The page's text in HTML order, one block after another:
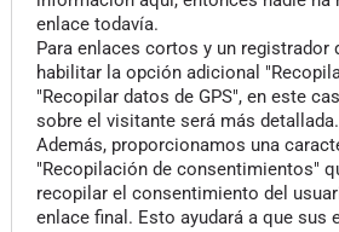
enlace todavía.
Para enlaces cortos y un registrador
habilitar la opción adicional
"Recopilar datos de GPS", en este
sobre el visitante será más detallada.
Además, proporcionamos una
"Recopilación de consentimientos"
recopilar el consentimiento del
enlace final. Esto ayudará a que sus